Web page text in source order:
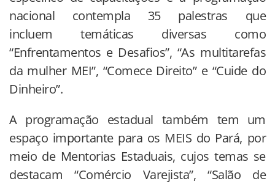
nacional contempla 35 palestras que
incluem temáticas diversas como
“Enfrentamentos e Desafios”, “As multitarefas
da mulher MEI”, “Comece Direito” e “Cuide do
Dinheiro”.
A programação estadual também tem um
espaço importante para os MEIS do Pará, por
meio de Mentorias Estaduais, cujos temas se
destacam “Comércio Varejista”, “Salão de